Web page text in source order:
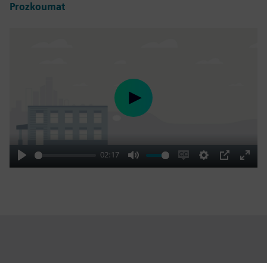
Prozkoumat
Play
02:17
Mute
EnableSettings
PIP
Enter
Play